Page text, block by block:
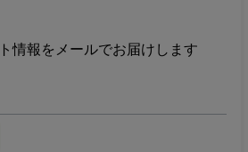
情報をメールでお届けします